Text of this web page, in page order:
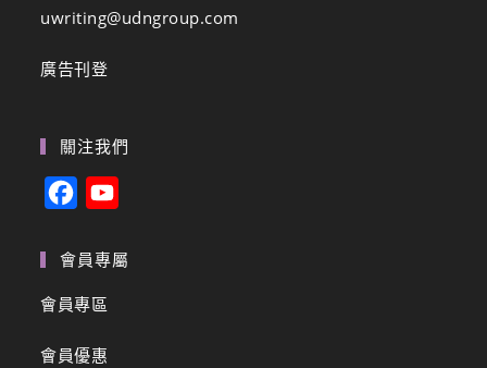
uwriting@udngroup.com
廣告刊登
關注我們
c
e
o
u
會員專屬
會員專區
會員優惠